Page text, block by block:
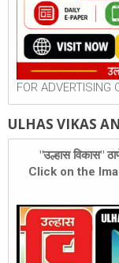
FOR
ULHAS VIKAS
"उल्हास विकास"
Click on the